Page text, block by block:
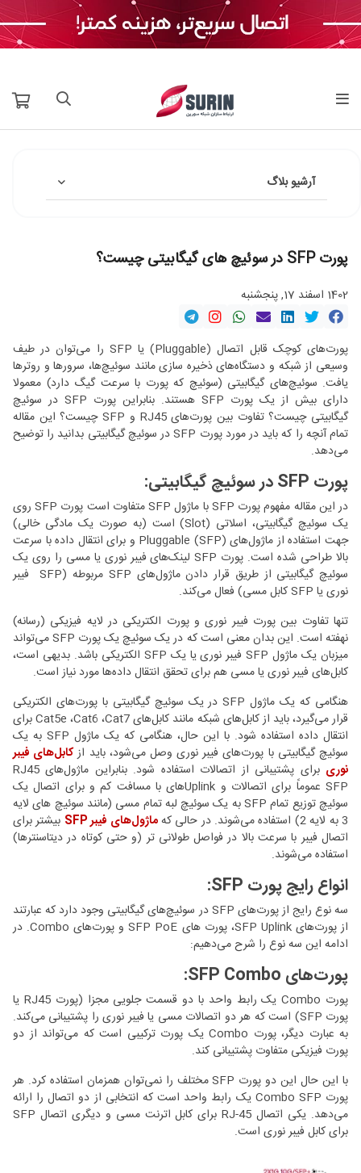
آرشیو بلاگ
پورت SFP در سوئیچ های گیگابیتی چیست؟
1402 اسفند 17, پنجشنبه
پورت‌های کوچک قابل اتصال (Pluggable) یا SFP را می‌توان در طیف
وسیعی از شبکه و دستگاه‌های ذخیره سازی مانند سوئیچ‌ها، سرورها و روترها
یافت. سوئیچ‌های گیگابیتی (سوئیچ که پورت با سرعت گیگ دارد) معمولا
دارای بیش از یک پورت SFP هستند. بنابراین پورت SFP در سوئیچ
گیگابیتی چیست؟ تفاوت بین پورت‌های RJ45 و SFP چیست؟ این مقاله
تمام آنچه را که باید در مورد پورت SFP در سوئیچ گیگابیتی بدانید را توضیح
می‌دهد.
پورت SFP در سوئیچ گیگابیتی:
در این مقاله مفهوم پورت SFP با ماژول SFP متفاوت است پورت SFP روی
یک سوئیچ گیگابیتی، اسلاتی (Slot) است (به صورت یک مادگی خالی)
جهت استفاده از ماژول‌های Pluggable (SFP) و برای انتقال داده با سرعت
بالا طراحی شده است. پورت SFP لینک‌های فیبر نوری یا مسی را روی یک
سوئیچ گیگابیتی از طریق قرار دادن ماژول‌های SFP مربوطه (SFP فیبر
نوری یا SFP کابل مسی) فعال می‌کند.
تنها تفاوت بین پورت فیبر نوری و پورت الکتریکی در لایه فیزیکی (رسانه)
نهفته است. این بدان معنی است که در یک سوئیچ یک پورت SFP می‌تواند
میزبان یک ماژول SFP فیبر نوری یا یک SFP الکتریکی باشد. بدیهی است،
کابل‌های فیبر نوری یا مسی هم برای تحقق انتقال داده‌ها مورد نیاز است.
هنگامی که یک ماژول SFP در یک سوئیچ گیگابیتی با پورت‌های الکتریکی
قرار می‌گیرد، باید از کابل‌های شبکه مانند کابل‌های Cat5e ،Cat6 ،Cat7 برای
انتقال داده استفاده شود. با این حال، هنگامی که یک ماژول SFP به یک
سوئیچ گیگابیتی با پورت‌های فیبر نوری وصل می‌شود، باید ازکابل‌های فیبر
نوری
برای پشتیبانی از اتصالات استفاده شود. بنابراین ماژول‌های RJ45
SFP عموماً برای اتصالات و Uplinkهای با مسافت کم و برای اتصال یک
سوئیچ توزیع تمام SFP به یک سوئیچ لبه تمام مسی (مانند سوئیچ های لایه
3 به لایه 2) استفاده می‌شوند. در حالی که
ماژول‌های فیبر SFP
بیشتر برای
اتصال فیبر با سرعت بالا در فواصل طولانی تر (و حتی کوتاه در دیتاسنترها)
استفاده می‌شوند.
انواع رایج پورت SFP:
سه نوع رایج از پورت‌های SFP در سوئیچ‌های گیگابیتی وجود دارد که عبارتند
از پورت‌های SFP Uplink، پورت های SFP PoE و پورت‌های Combo. در
ادامه این سه نوع را شرح می‌دهیم:
پورت‌های SFP Combo:
پورت Combo یک رابط واحد با دو قسمت جلویی مجزا (پورت RJ45 یا
پورت SFP) است که هر دو اتصالات مسی یا فیبر نوری را پشتیبانی می‌کند.
به عبارت دیگر، پورت Combo یک پورت ترکیبی است که می‌تواند از دو
پورت فیزیکی متفاوت پشتیبانی کند.
با این حال این دو پورت SFP مختلف را نمی‌توان همزمان استفاده کرد. هر
پورت Combo SFP یک رابط واحد است که انتخابی از دو اتصال را ارائه
می‌دهد. یکی اتصال RJ-45 برای کابل اترنت مسی و دیگری اتصال SFP
برای کابل فیبر نوری است.